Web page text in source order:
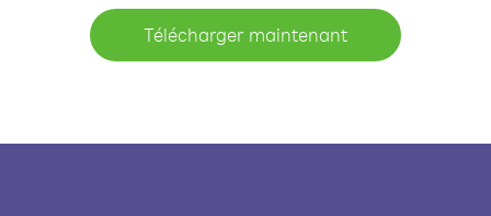
Télécharger maintenant